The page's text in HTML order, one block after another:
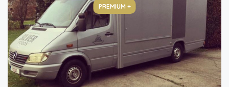
PREMIUM +